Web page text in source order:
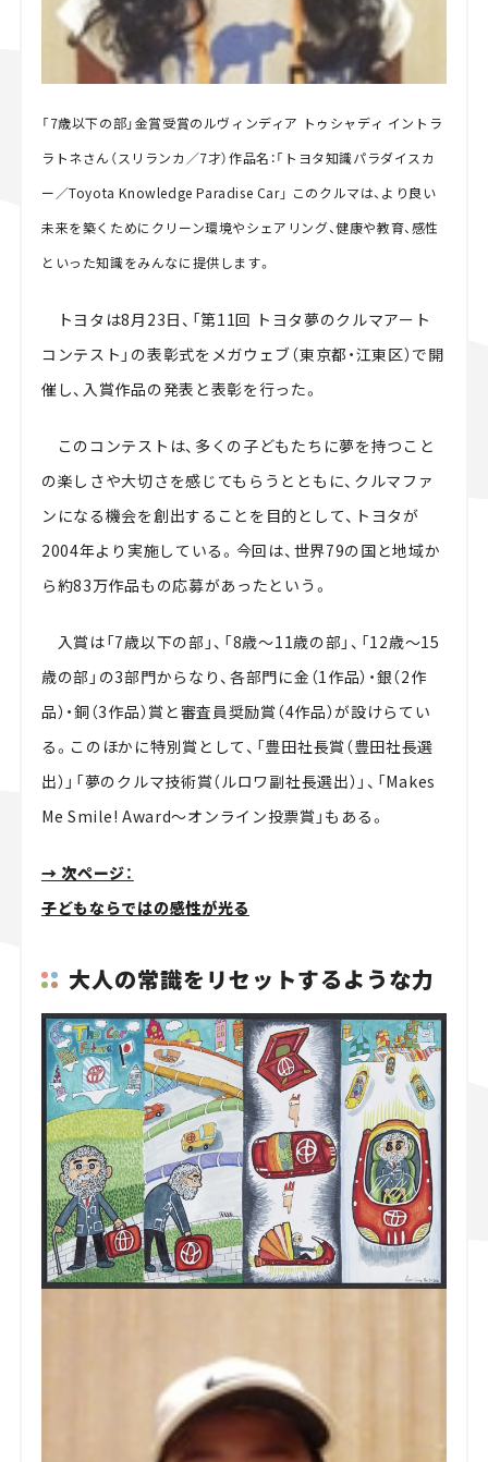
「7歳以下の部」金賞受賞のルヴィンディア トゥシャディ イントラ
ラトネさん（スリランカ／7才）作品名：「トヨタ知識パラダイスカ
ー／Toyota Knowledge Paradise Car」 このクルマは、より良い
未来を築くためにクリーン環境やシェアリング、健康や教育、感性
といった知識をみんなに提供します。
トヨタは8月23日、「第11回 トヨタ夢のクルマアート
コンテスト」の表彰式をメガウェブ（東京都・江東区）で開
催し、入賞作品の発表と表彰を行った。
このコンテストは、多くの子どもたちに夢を持つこと
の楽しさや大切さを感じてもらうとともに、クルマファ
ンになる機会を創出することを目的として、トヨタが
2004年より実施している。今回は、世界79の国と地域か
ら約83万作品もの応募があったという。
入賞は「7歳以下の部」、「8歳～11歳の部」、「12歳～15
歳の部」の3部門からなり、各部門に金（1作品）・銀（2作
品）・銅（3作品）賞と審査員奨励賞（4作品）が設けらてい
る。このほかに特別賞として、「豊田社長賞（豊田社長選
出）」「夢のクルマ技術賞（ルロワ副社長選出）」、「Makes
Me Smile! Award～オンライン投票賞」もある。
→ 次ページ：
子どもならではの感性が光る
大人の常識をリセットするような力